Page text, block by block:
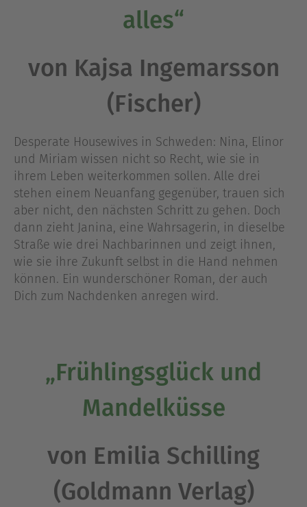
alles“
von Kajsa Ingemarsson
(Fischer)
Desperate Housewives in Schweden: Nina, Elinor
und Miriam wissen nicht so Recht, wie sie in
ihrem Leben weiterkommen sollen. Alle drei
stehen einem Neuanfang gegenüber, trauen sich
aber nicht, den nächsten Schritt zu gehen. Doch
dann zieht Janina, eine Wahrsagerin, in dieselbe
Straße wie drei Nachbarinnen und zeigt ihnen,
wie sie ihre Zukunft selbst in die Hand nehmen
können. Ein wunderschöner Roman, der auch
Dich zum Nachdenken anregen wird.
„Frühlingsglück und
Mandelküsse
von Emilia Schilling
(Goldmann Verlag)